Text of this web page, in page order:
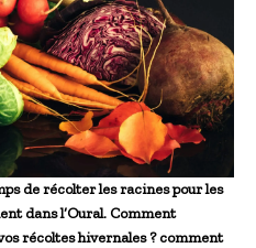
de récolter les racines pour les
dans l’Oural. Comment
récoltes hivernales ? comment